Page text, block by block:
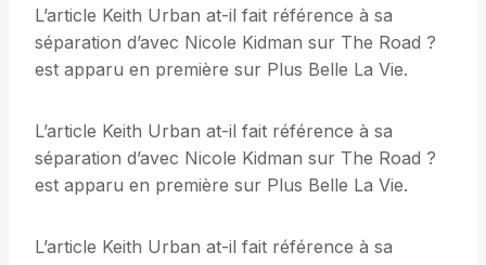
L’article Keith Urban at-il fait référence à sa
séparation d’avec Nicole Kidman sur The Road ?
est apparu en première sur Plus Belle La Vie.
L’article Keith Urban at-il fait référence à sa
séparation d’avec Nicole Kidman sur The Road ?
est apparu en première sur Plus Belle La Vie.
L’article Keith Urban at-il fait référence à sa